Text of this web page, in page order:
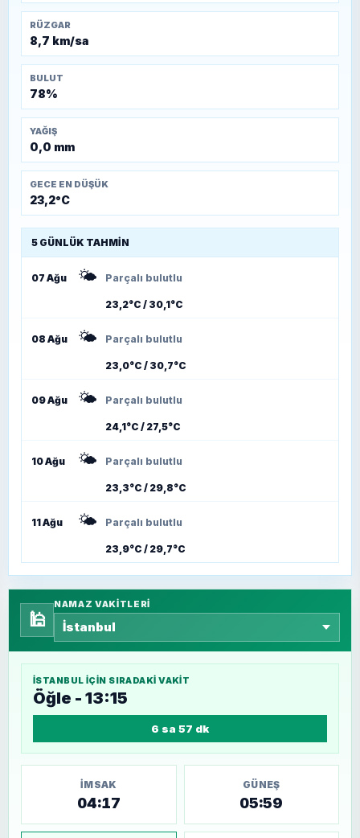
RÜZGAR
8,7 km/sa
BULUT
78%
YAĞIŞ
0,0 mm
GECE EN DÜŞÜK
23,2°C
5 GÜNLÜK TAHMIN
07 Ağu 🌤️ Parçalı bulutlu
23,2°C / 30,1°C
08 Ağu 🌤️ Parçalı bulutlu
23,0°C / 30,7°C
09 Ağu 🌤️ Parçalı bulutlu
24,1°C / 27,5°C
10 Ağu 🌤️ Parçalı bulutlu
23,3°C / 29,8°C
11 Ağu 🌤️ Parçalı bulutlu
23,9°C / 29,7°C
🕌
NAMAZ VAKITLERI
İSTANBUL IÇIN SIRADAKI VAKIT
Öğle - 13:15
6 sa 57 dk
İMSAK
04:17
GÜNEŞ
05:59